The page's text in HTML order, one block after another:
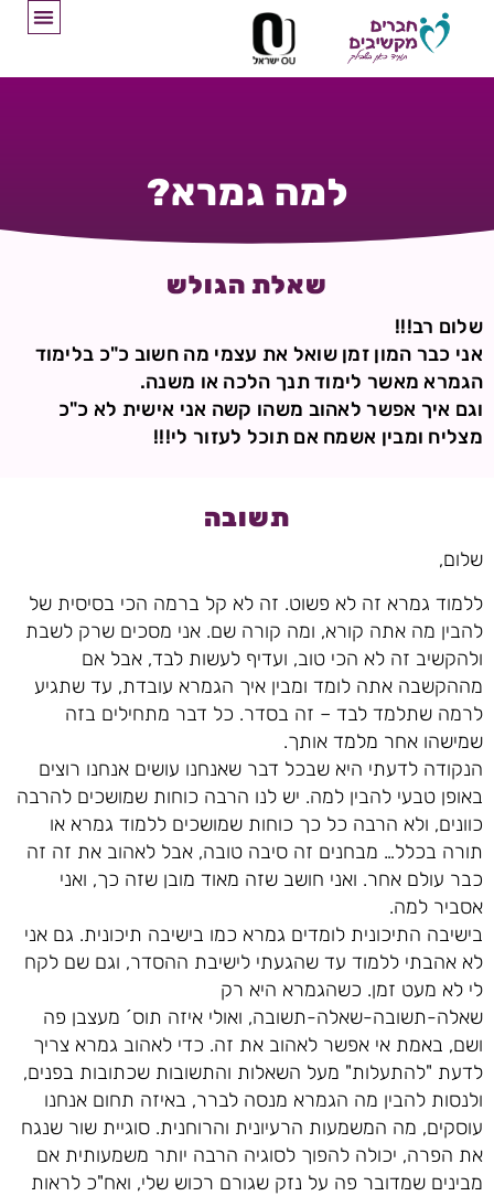
למה גמרא?
שאלת הגולש
שלום רב!!!
אני כבר המון זמן שואל את עצמי מה חשוב כ"כ בלימוד
הגמרא מאשר לימוד תנך הלכה או משנה.
וגם איך אפשר לאהוב משהו קשה אני אישית לא כ"כ
מצליח ומבין אשמח אם תוכל לעזור לי!!!
תשובה
שלום,
ללמוד גמרא זה לא פשוט. זה לא קל ברמה הכי בסיסית של
להבין מה אתה קורא, ומה קורה שם. אני מסכים שרק לשבת
ולהקשיב זה לא הכי טוב, ועדיף לעשות לבד, אבל אם
מההקשבה אתה לומד ומבין איך הגמרא עובדת, עד שתגיע
לרמה שתלמד לבד – זה בסדר. כל דבר מתחילים בזה
שמישהו אחר מלמד אותך.
הנקודה לדעתי היא שבכל דבר שאנחנו עושים אנחנו רוצים
באופן טבעי להבין למה. יש לנו הרבה כוחות שמושכים להרבה
כוונים, ולא הרבה כל כך כוחות שמושכים ללמוד גמרא או
תורה בכלל… מבחנים זה סיבה טובה, אבל לאהוב את זה זה
כבר עולם אחר. ואני חושב שזה מאוד מובן שזה כך, ואני
אסביר למה.
בישיבה התיכונית לומדים גמרא כמו בישיבה תיכונית. גם אני
לא אהבתי ללמוד עד שהגעתי לישיבת ההסדר, וגם שם לקח
לי לא מעט זמן. כשהגמרא היא רק
שאלה-תשובה-שאלה-תשובה, ואולי איזה תוס´ מעצבן פה
ושם, באמת אי אפשר לאהוב את זה. כדי לאהוב גמרא צריך
לדעת "להתעלות" מעל השאלות והתשובות שכתובות בפנים,
ולנסות להבין מה הגמרא מנסה לברר, באיזה תחום אנחנו
עוסקים, מה המשמעות הרעיונית והרוחנית. סוגיית שור שנגח
את הפרה, יכולה להפוך לסוגיה הרבה יותר משמעותית אם
מבינים שמדובר פה על נזק שגורם רכוש שלי, ואח"כ לראות